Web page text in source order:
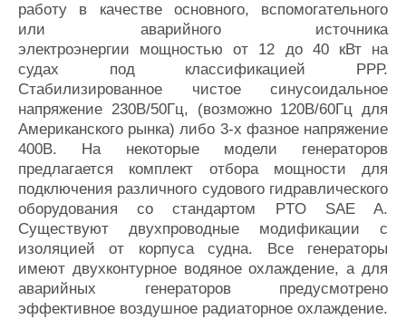
Конференции
Выставки и семинары
Личности
Словарь
Флот
Галерея флота
Форум
Отзывы
Все службы
работу в качестве основного, вспомогательного
или аварийного источника
электроэнергии мощностью от 12 до 40 кВт на
судах под классификацией РРР.
Стабилизированное чистое синусоидальное
напряжение 230В/50Гц, (возможно 120В/60Гц для
Американского рынка) либо 3-х фазное напряжение
400В. На некоторые модели генераторов
предлагается комплект отбора мощности для
подключения различного судового гидравлического
оборудования со стандартом PTO SAE A.
Существуют двухпроводные модификации с
изоляцией от корпуса судна. Все генераторы
имеют двухконтурное водяное охлаждение, а для
аварийных генераторов предусмотрено
эффективное воздушное радиаторное охлаждение.